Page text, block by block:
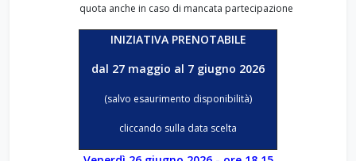
quota anche in caso di mancata partecipazione
INIZIATIVA PRENOTABILE
dal 27 maggio al 7 giugno 2026
(salvo esaurimento disponibilità)
cliccando sulla data scelta